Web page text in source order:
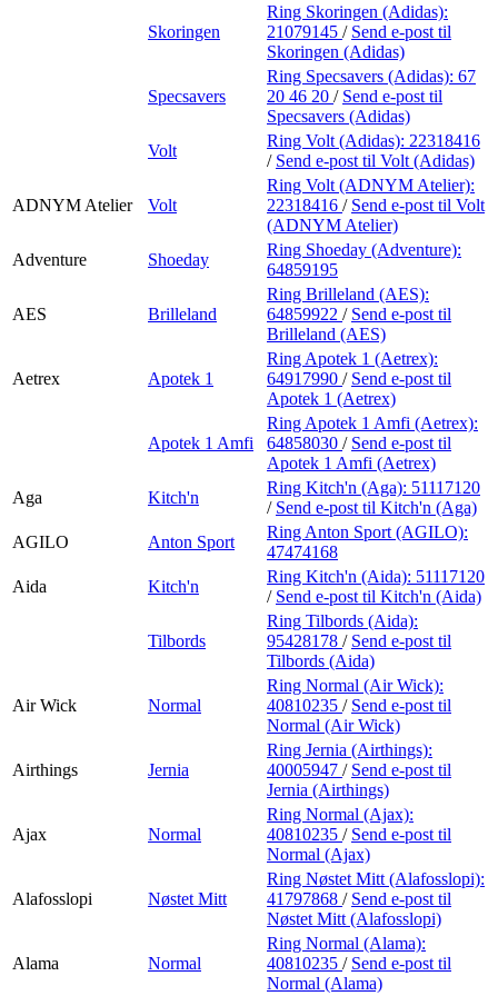
Skoringen
Ring Skoringen (Adidas):
21079145 / Send e-post til
Skoringen (Adidas)
Specsavers
Ring Specsavers (Adidas): 67
20 46 20 / Send e-post til
Specsavers (Adidas)
Volt
Ring Volt (Adidas): 22318416
/ Send e-post til Volt (Adidas)
ADNYM Atelier Volt
Ring Volt (ADNYM Atelier):
22318416 / Send e-post til Volt
(ADNYM Atelier)
Adventure
Shoeday
Ring Shoeday (Adventure):
64859195
AES Brilleland
Ring Brilleland (AES):
64859922 / Send e-post til
Brilleland (AES)
Aetrex Apotek 1
Ring Apotek 1 (Aetrex):
64917990 / Send e-post til
Apotek 1 (Aetrex)
Apotek 1 Amfi
Ring Apotek 1 Amfi (Aetrex):
64858030 / Send e-post til
Apotek 1 Amfi (Aetrex)
Aga
Kitch'n
Ring Kitch'n (Aga): 51117120
/ Send e-post til Kitch'n (Aga)
AGILO
Anton Sport
Ring Anton Sport (AGILO):
47474168
Aida
Kitch'n
Ring Kitch'n (Aida): 51117120
/ Send e-post til Kitch'n (Aida)
Tilbords
Ring Tilbords (Aida):
95428178 / Send e-post til
Tilbords (Aida)
Air Wick Normal
Ring Normal (Air Wick):
40810235 / Send e-post til
Normal (Air Wick)
Airthings Jernia
Ring Jernia (Airthings):
40005947 / Send e-post til
Jernia (Airthings)
Ajax Normal
Ring Normal (Ajax):
40810235 / Send e-post til
Normal (Ajax)
Alafosslopi Nøstet Mitt
Ring Nøstet Mitt (Alafosslopi):
41797868 / Send e-post til
Nøstet Mitt (Alafosslopi)
Alama Normal
Ring Normal (Alama):
40810235 / Send e-post til
Normal (Alama)